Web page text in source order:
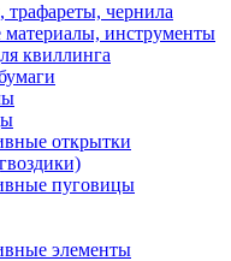
чернила
инструменты
квиллинга
открытки
пуговицы
элементы